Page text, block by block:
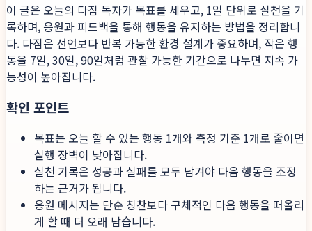
이 글은 오늘의 다짐 독자가 목표를 세우고, 1일 단위로 실천을 기
록하며, 응원과 피드백을 통해 행동을 유지하는 방법을 정리합니
다. 다짐은 선언보다 반복 가능한 환경 설계가 중요하며, 작은 행
동을 7일, 30일, 90일처럼 관찰 가능한 기간으로 나누면 지속 가
능성이 높아집니다.
확인 포인트
목표는 오늘 할 수 있는 행동 1개와 측정 기준 1개로 줄이면
실행 장벽이 낮아집니다.
실천 기록은 성공과 실패를 모두 남겨야 다음 행동을 조정
하는 근거가 됩니다.
응원 메시지는 단순 칭찬보다 구체적인 다음 행동을 떠올리
게 할 때 더 오래 남습니다.